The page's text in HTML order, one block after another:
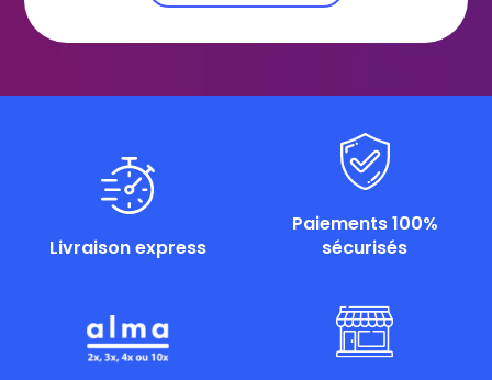
Livraison express
Paiements 100%
sécurisés